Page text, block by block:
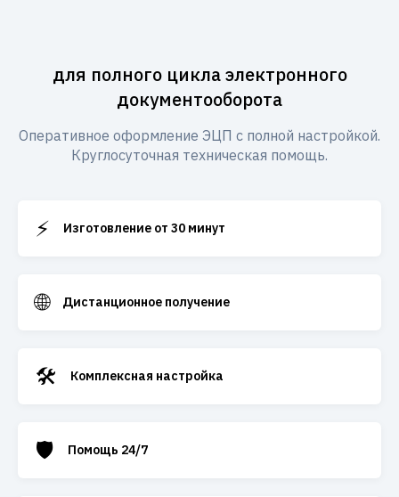
для полного цикла электронного
документооборота
Оперативное оформление ЭЦП с полной настройкой.
Круглосуточная техническая помощь.
⚡ Изготовление от 30 минут
🌐 Дистанционное получение
🛠️ Комплексная настройка
🛡️ Помощь 24/7